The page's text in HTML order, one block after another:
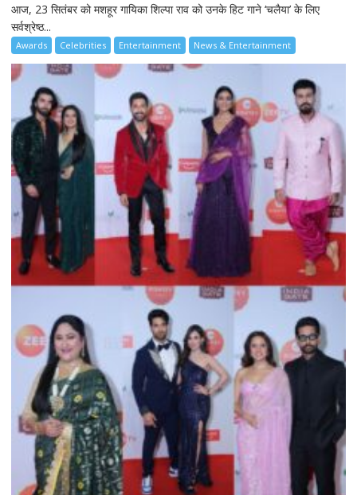
आज, 23 सितंबर को मशहूर गायिका शिल्पा राव को उनके हिट गाने ‘चलैया’ के लिए
सर्वश्रेष्ठ...
Awards Celebrities Entertainment News & Entertainment